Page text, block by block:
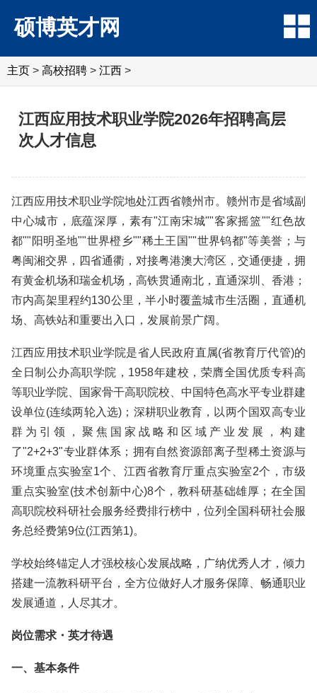
硕博英才网
主页 > 高校招聘 > 江西 >
江西应用技术职业学院2026年招聘高层
次人才信息
江西应用技术职业学院地处江西省赣州市。赣州市是省域副
中心城市，底蕴深厚，素有"江南宋城""客家摇篮""红色故
都""阳明圣地""世界橙乡""稀土王国""世界钨都"等美誉；与
粤闽湘交界，四省通衢，对接粤港澳大湾区，交通便捷，拥
有黄金机场和瑞金机场，高铁贯通南北，直通深圳、香港；
市内高架里程约130公里，半小时覆盖城市生活圈，直通机
场、高铁站和重要出入口，发展前景广阔。
江西应用技术职业学院是省人民政府直属(省教育厅代管)的
全日制公办高职学院，1958年建校，荣膺全国优质专科高
等职业学院、国家骨干高职院校、中国特色高水平专业群建
设单位(连续两轮入选)；深耕职业教育，以两个国双高专业
群为引领，聚焦国家战略和区域产业发展，构建
了"2+2+3"专业群体系；拥有自然资源部离子型稀土资源与
环境重点实验室1个、江西省教育厅重点实验室2个，市级
重点实验室(技术创新中心)8个，教科研基础雄厚；在全国
高职院校科研社会服务经费排行榜中，位列全国科研社会服
务总经费第9位(江西第1)。
学校始终锚定人才强校核心发展战略，广纳优秀人才，倾力
搭建一流教科研平台，全方位做好人才服务保障、畅通职业
发展通道，人尽其才。
岗位需求・英才待遇
一、基本条件